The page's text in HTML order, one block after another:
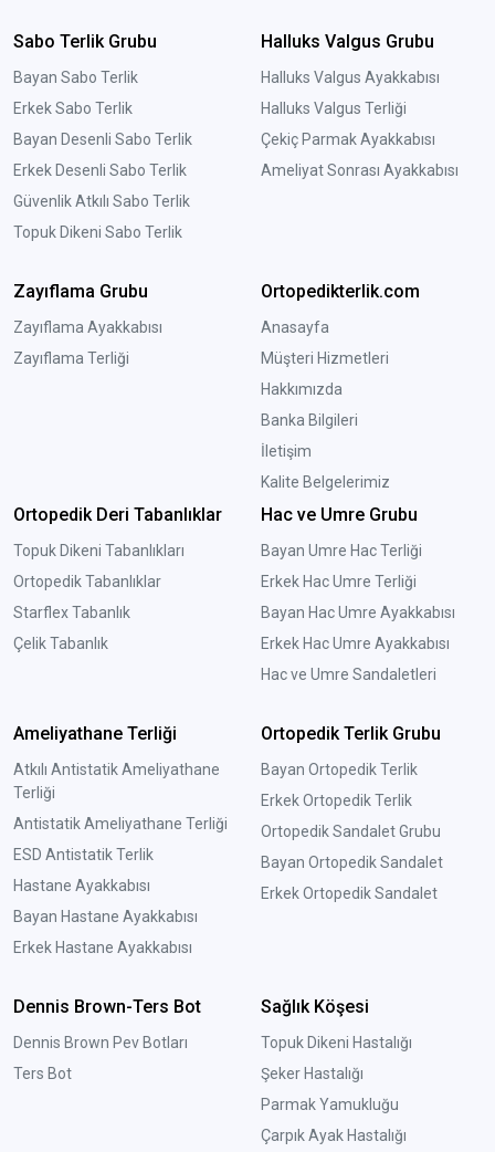
Sabo Terlik Grubu
Bayan Sabo Terlik
Erkek Sabo Terlik
Bayan Desenli Sabo Terlik
Erkek Desenli Sabo Terlik
Güvenlik Atkılı Sabo Terlik
Topuk Dikeni Sabo Terlik
Halluks Valgus Grubu
Halluks Valgus Ayakkabısı
Halluks Valgus Terliği
Çekiç Parmak Ayakkabısı
Ameliyat Sonrası Ayakkabısı
Zayıflama Grubu
Zayıflama Ayakkabısı
Zayıflama Terliği
Ortopedikterlik.com
Anasayfa
Müşteri Hizmetleri
Hakkımızda
Banka Bilgileri
İletişim
Kalite Belgelerimiz
Ortopedik Deri Tabanlıklar
Topuk Dikeni Tabanlıkları
Ortopedik Tabanlıklar
Starflex Tabanlık
Çelik Tabanlık
Hac ve Umre Grubu
Bayan Umre Hac Terliği
Erkek Hac Umre Terliği
Bayan Hac Umre Ayakkabısı
Erkek Hac Umre Ayakkabısı
Hac ve Umre Sandaletleri
Ameliyathane Terliği
Atkılı Antistatik Ameliyathane
Terliği
Antistatik Ameliyathane Terliği
ESD Antistatik Terlik
Hastane Ayakkabısı
Bayan Hastane Ayakkabısı
Erkek Hastane Ayakkabısı
Ortopedik Terlik Grubu
Bayan Ortopedik Terlik
Erkek Ortopedik Terlik
Ortopedik Sandalet Grubu
Bayan Ortopedik Sandalet
Erkek Ortopedik Sandalet
Dennis Brown-Ters Bot
Dennis Brown Pev Botları
Ters Bot
Sağlık Köşesi
Topuk Dikeni Hastalığı
Şeker Hastalığı
Parmak Yamukluğu
Çarpık Ayak Hastalığı